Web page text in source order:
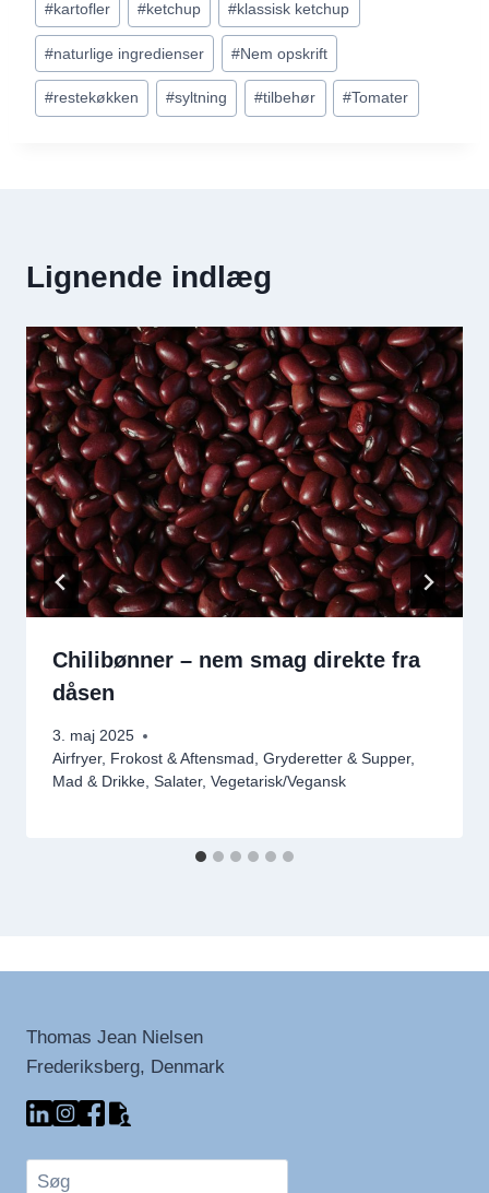
#kartofler #ketchup #klassisk ketchup
#naturlige ingredienser #Nem opskrift
#restekøkken #syltning #tilbehør #Tomater
Lignende indlæg
Chilibønner – nem smag direkte fra
dåsen
3. maj 2025
Airfryer, Frokost & Aftensmad , Gryderetter & Supper,
Mad & Drikke, Salater, Vegetarisk/Vegansk
Thomas Jean Nielsen
Frederiksberg, Denmark
Søg